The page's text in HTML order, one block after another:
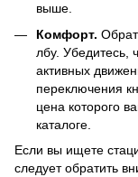
выше.
Комфорт.
лбу. Убедитесь,
активных
переключения
цена которого
каталоге.
Если вы ищете
следует обратить